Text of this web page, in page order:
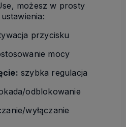
możesz w prosty
przycisku
mocy
szybka regulacja
odblokowanie
wyłączanie